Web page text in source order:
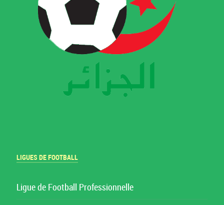
LIGUES DE FOOTBALL
Ligue de Football Professionnelle